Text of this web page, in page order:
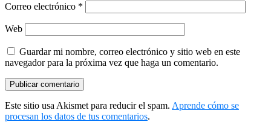
Correo electrónico *
Web
Guardar mi nombre, correo electrónico y sitio web en este
navegador para la próxima vez que haga un comentario.
Este sitio usa Akismet para reducir el spam. Aprende cómo se
procesan los datos de tus comentarios.